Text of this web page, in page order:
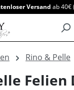
Versand ab 40€
Rino & Pelle
Felien